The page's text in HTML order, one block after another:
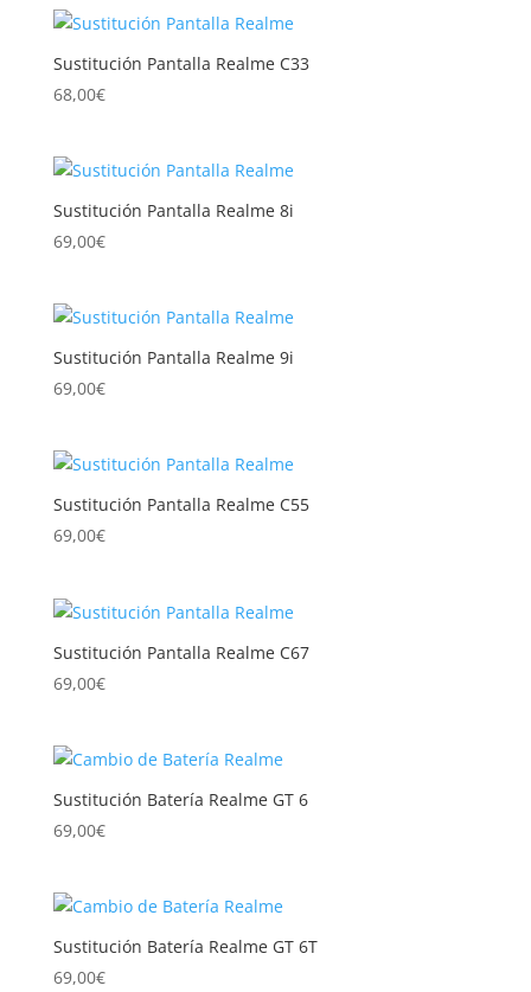
Sustitución Pantalla Realme C33
68,00€
Sustitución Pantalla Realme 8i
69,00€
Sustitución Pantalla Realme 9i
69,00€
Sustitución Pantalla Realme C55
69,00€
Sustitución Pantalla Realme C67
69,00€
Sustitución Batería Realme GT 6
69,00€
Sustitución Batería Realme GT 6T
69,00€